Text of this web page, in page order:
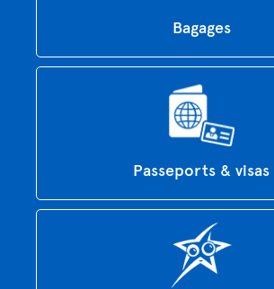
Bagages
Passeports & visas